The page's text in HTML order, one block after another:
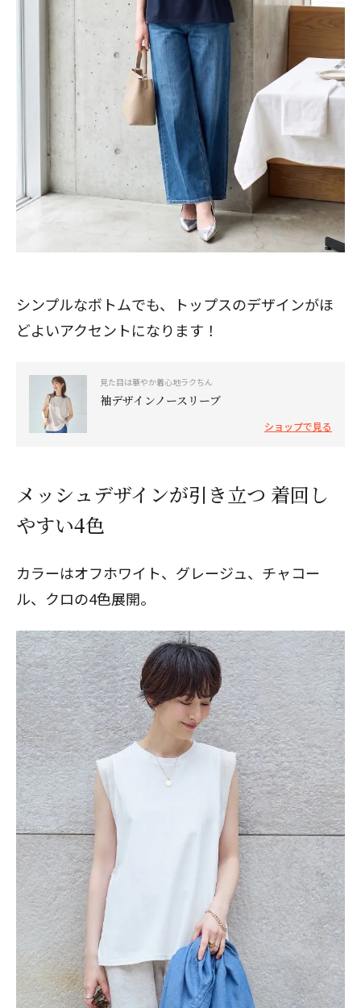
シンプルなボトムでも、トップスのデザインがほ
どよいアクセントになります！
見た目は華やか着心地ラクちん
袖デザインノースリーブ
ショップで見る
メッシュデザインが引き立つ 着回し
やすい4色
カラーはオフホワイト、グレージュ、チャコー
ル、クロの4色展開。
閉じる